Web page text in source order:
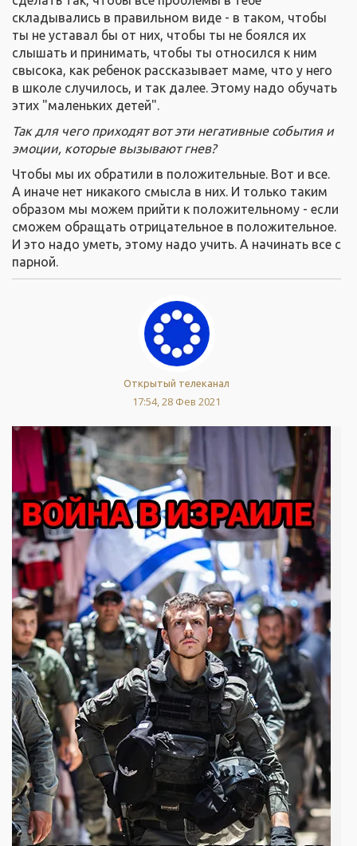
складывались в правильном виде - в таком, чтобы
ты не уставал бы от них, чтобы ты не боялся их
слышать и принимать, чтобы ты относился к ним
свысока, как ребенок рассказывает маме, что у него
в школе случилось, и так далее. Этому надо обучать
этих "маленьких детей".
Так для чего приходят вот эти негативные события и
эмоции, которые вызывают гнев?
Чтобы мы их обратили в положительные. Вот и все.
А иначе нет никакого смысла в них. И только таким
образом мы можем прийти к положительному - если
сможем обращать отрицательное в положительное.
И это надо уметь, этому надо учить. А начинать все с
парной.
Открытый телеканал
17:54, 28 Фев 2021